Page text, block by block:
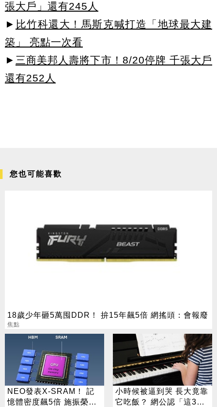
張大戶」還有245人
► 比竹科還大！馬斯克喊打造「地球最大建
築」 亮點一次看
► 三商美邦人壽將下市！8/20停牌 千張大戶
還有252人
您也可能喜歡
18歲少年砸5萬囤DDR！ 拚15年飆5倍 網搖頭：會報廢
焦點
NEO發表X-SRAM！ 記
憶體密度飆5倍 施振榮：
小時候被逼到哭 長大竟靠
它吃飯？ 網公認「這3